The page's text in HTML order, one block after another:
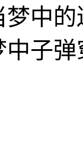
中
中子